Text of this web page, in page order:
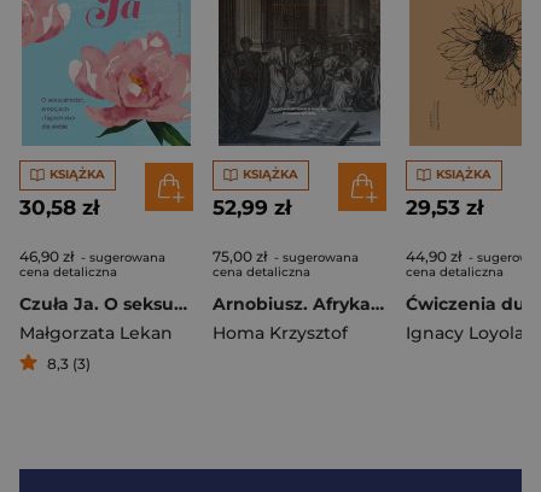
KSIĄŻKA
30,58 zł
46,90 zł - sugerowana
cena detaliczna
Czuła Ja. O seksualności, emocjach i łagodności dla siebie
Małgorzata Lekan
8,3 (3)
KSIĄŻKA
52,99 zł
75,00 zł - sugerowana
cena detaliczna
Arnobiusz. Afrykański orator
Homa Krzysztof
KSIĄŻKA
29,53 zł
44,90 zł -
cena detaliczna
Ignacy Loyola